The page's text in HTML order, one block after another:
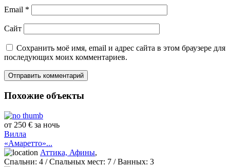
Email *
Сайт
Сохранить моё имя, email и адрес сайта в этом браузере для
последующих моих комментариев.
Похожие объекты
от 250 € за ночь
Вилла
«Амаретто»...
Аттика, Афины,
Спальни: 4 / Спальных мест: 7 /Ванных: 3